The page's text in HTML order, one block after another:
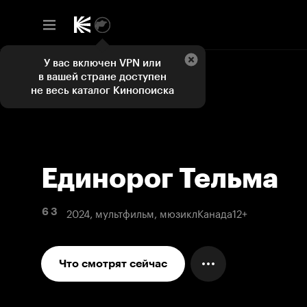
Единорог Тельма
6 3 2024, мультфильм, мюзиклКанада12+
Что смотрят сейчас
У вас включен VPN или
в вашей стране доступен
не весь каталог Кинопоиска